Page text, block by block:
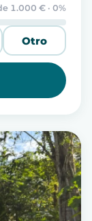
1.000 € · 0%
Otro